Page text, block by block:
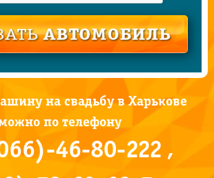
на свадьбу в Харькове
по телефону
46-80-222 ,